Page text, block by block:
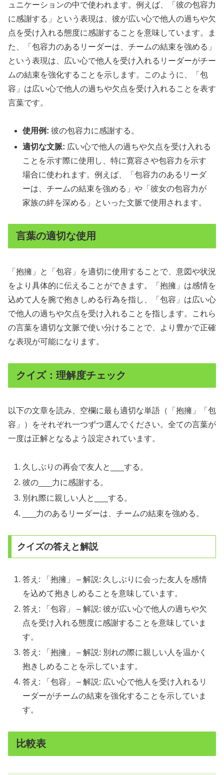
ュニケーションの中で使われます。例えば、「彼の包容力
に感謝する」という表現は、彼が広い心で他人の過ちや欠
点を受け入れる態度に感謝することを意味しています。ま
た、「包容力のあるリーダーは、チームの結束を強める」
という表現は、広い心で他人を受け入れるリーダーがチー
ムの結束を強化することを示します。このように、「包
容」は広い心で他人の過ちや欠点を受け入れることを表す
言葉です。
使用例: 彼の包容力に感謝する。
適切な文脈: 広い心で他人の過ちや欠点を受け入れる
ことを示す際に使用し、特に寛容さや包容力を示す
場合に使われます。例えば、「包容力のあるリーダ
ーは、チームの結束を強める」や「彼女の包容力が
家族の絆を深める」といった文脈で使用されます。
言葉の適切な使用
「抱擁」と「包容」を適切に使用することで、意図や状況
をより具体的に伝えることができます。「抱擁」は感情を
込めて人を腕で抱きしめる行為を指し、「包容」は広い心
で他人の過ちや欠点を受け入れることを指します。これら
の言葉を適切な文脈で使い分けることで、より豊かで正確
な表現が可能になります。
クイズ：理解度チェック
以下の文章を読み、空欄に最も適切な単語（「抱擁」「包
容」）をそれぞれ一つずつ選んでください。全ての言葉が
一度は正解となるよう設定されています。
久しぶりの再会で友人と___する。
彼の___力に感謝する。
別れ際に親しい人と___する。
___力のあるリーダーは、チームの結束を強める。
クイズの答えと解説
答え: 「抱擁」 – 解説: 久しぶりに会った友人を感情
を込めて抱きしめることを意味しています。
答え: 「包容」 – 解説: 彼が広い心で他人の過ちや欠
点を受け入れる態度に感謝することを意味していま
す。
答え: 「抱擁」 – 解説: 別れの際に親しい人を温かく
抱きしめることを示しています。
答え: 「包容」 – 解説: 広い心で他人を受け入れるリ
ーダーがチームの結束を強化することを示していま
す。
比較表